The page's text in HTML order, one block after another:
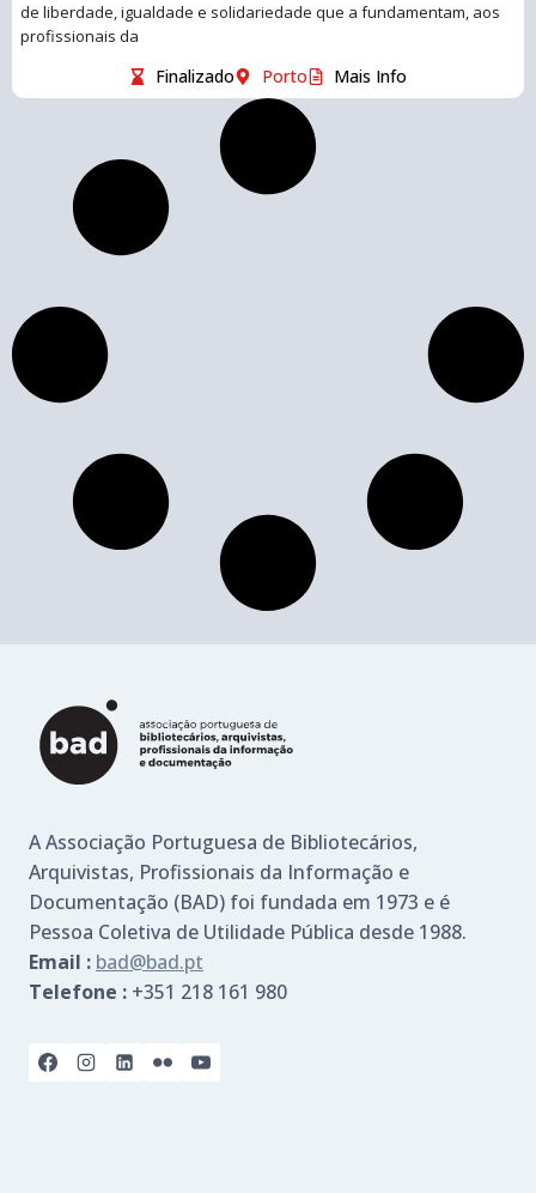
de liberdade, igualdade e solidariedade que a fundamentam, aos
profissionais da
Finalizado Porto Mais Info
A Associação Portuguesa de Bibliotecários,
Arquivistas, Profissionais da Informação e
Documentação (BAD) foi fundada em 1973 e é
Pessoa Coletiva de Utilidade Pública desde 1988.
Email : bad@bad.pt
Telefone : +351 218 161 980